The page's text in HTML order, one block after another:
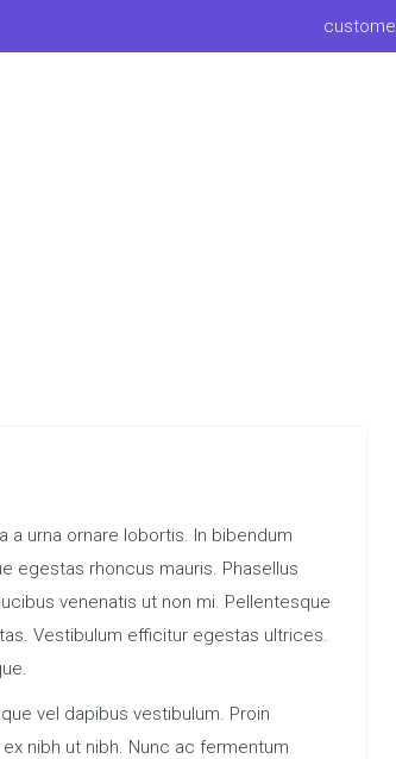
urna ornare lobortis. In bibendum
egestas rhoncus mauris. Phasellus
venenatis ut non mi. Pellentesque
Vestibulum efficitur egestas ultrices.
vel dapibus vestibulum. Proin
nibh ut nibh. Nunc ac fermentum